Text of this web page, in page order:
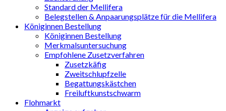
Standard der Mellifera
Belegstellen & Anpaarungsplätze für die Mellifera
Königinnen Bestellung
Königinnen Bestellung
Merkmalsuntersuchung
Empfohlene Zusetzverfahren
Zusetzkäfig
Zweitschlupfzelle
Begattungskästchen
Freiluftkunstschwarm
Flohmarkt